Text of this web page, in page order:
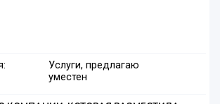
Услуги, предлагаю
уместен